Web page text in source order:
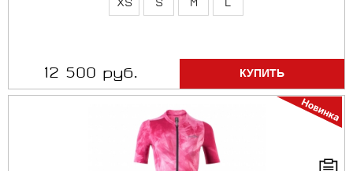
XS S M L
12 500 руб.